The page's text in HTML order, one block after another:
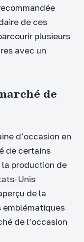
de ces
plusieurs
avec un
de
d’occasion en
de certains
la production de
Unis
de la
emblématiques
de l’occasion